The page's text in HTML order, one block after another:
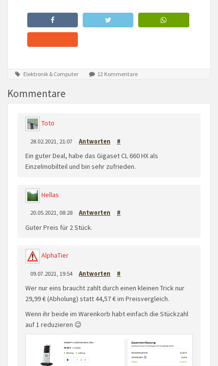
Elektronik & Computer 12 Kommentare
Kommentare
Toto
28.02.2021, 21:07 Antworten #
Ein guter Deal, habe das Gigaset CL 660 HX als
Einzelmobilteil und bin sehr zufrieden.
Hellas
20.05.2021, 08:28 Antworten #
Guter Preis für 2 Stück.
AlphaTier
09.07.2021, 19:54 Antworten #
Wer nur eins braucht zahlt durch einen kleinen Trick nur
29,99 € (Abholung) statt 44,57 € im Preisvergleich.
Wenn ihr beide im Warenkorb habt einfach die Stückzahl
auf 1 reduzieren 😉